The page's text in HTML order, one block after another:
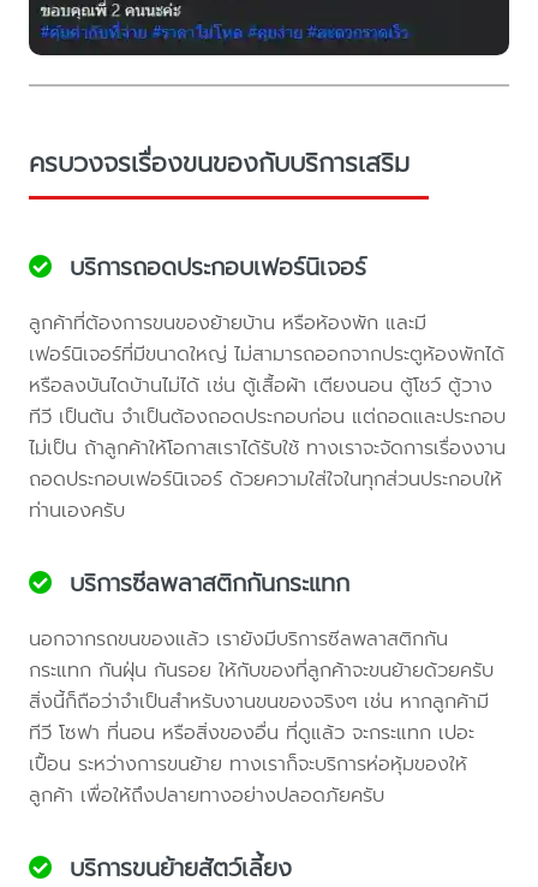
ครบวงจรเรื่องขนของกับบริการเสริม
บริการถอดประกอบเฟอร์นิเจอร์
ลูกค้าที่ต้องการขนของย้ายบ้าน หรือห้องพัก และมี
เฟอร์นิเจอร์ที่มีขนาดใหญ่ ไม่สามารถออกจากประตูห้องพักได้
หรือลงบันไดบ้านไม่ได้ เช่น ตู้เสื้อผ้า เตียงนอน ตู้โชว์ ตู้วาง
ทีวี เป็นต้น จำเป็นต้องถอดประกอบก่อน แต่ถอดและประกอบ
ไม่เป็น ถ้าลูกค้าให้โอกาสเราได้รับใช้ ทางเราจะจัดการเรื่องงาน
ถอดประกอบเฟอร์นิเจอร์ ด้วยความใส่ใจในทุกส่วนประกอบให้
ท่านเองครับ
บริการซีลพลาสติกกันกระแทก
นอกจากรถขนของแล้ว เรายังมีบริการซีลพลาสติกกัน
กระแทก กันฝุ่น กันรอย ให้กับของที่ลูกค้าจะขนย้ายด้วยครับ
สิ่งนี้ก็ถือว่าจำเป็นสำหรับงานขนของจริงๆ เช่น หากลูกค้ามี
ทีวี โซฟา ที่นอน หรือสิ่งของอื่น ที่ดูแล้ว จะกระแทก เปอะ
เปื้อน ระหว่างการขนย้าย ทางเราก็จะบริการห่อหุ้มของให้
ลูกค้า เพื่อให้ถึงปลายทางอย่างปลอดภัยครับ
บริการขนย้ายสัตว์เลี้ยง